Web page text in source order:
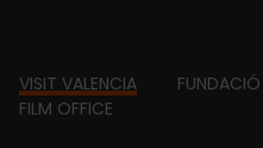
Footer
VISIT VALENCIA FUNDACIÓ
FILM OFFICE